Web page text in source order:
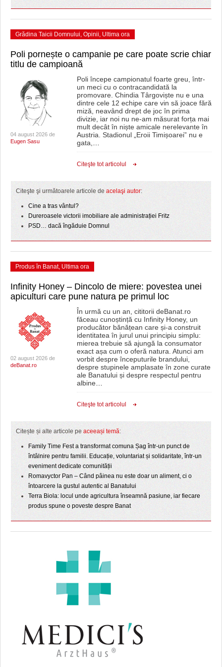
Grădina Taicii Domnului Opinii Ultima ora
Poli pornește o campanie pe care poate scrie chiar
titlu de campioană
04 august 2026 de
Eugen Sasu
Poli începe campionatul foarte greu, într-
un meci cu o contracandidată la
promovare. Chindia Târgoviște nu e una
dintre cele 12 echipe care vin să joace fără
miză, neavând drept de joc în prima
divizie, iar noi nu ne-am măsurat forța mai
mult decât în niște amicale nerelevante în
Austria. Stadionul „Eroii Timișoarei” nu e
gata,
Citeşte tot articolul
Citeşte şi următoarele articole de acelaşi autor:
Cine a tras vântul?
Dureroasele victorii imobiliare ale administrației Fritz
PSD… dacă îngăduie Domnul
Produs în Banat, Ultima ora
Infinity Honey – Dincolo de miere: povestea unei
apiculturi care pune natura pe primul loc
02 august 2026 de
deBanat.ro
În urmă cu un an, cititorii deBanat.ro
făceau cunoștință cu Infinity Honey, un
producător bănățean care și-a construit
identitatea în jurul unui principiu simplu:
mierea trebuie să ajungă la consumator
exact așa cum o oferă natura. Atunci am
vorbit despre începuturile brandului,
despre stupinele amplasate în zone curate
ale Banatului și despre respectul pentru
albine…
Citeşte tot articolul
Citește și alte articole pe aceeași temă:
Family Time Fest a transformat comuna Șag într-un punct de
întâlnire pentru familii. Educație, voluntariat și solidaritate, într-un
eveniment dedicate comunității
Romavyctor Pan – Când pâinea nu este doar un aliment, ci o
întoarcere la gustul autentic al Banatului
Terra Biola: locul unde agricultura înseamnă pasiune, iar fiecare
produs spune o poveste despre Banat